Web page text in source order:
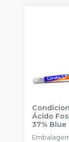
Ácido
37% Blue
FGM